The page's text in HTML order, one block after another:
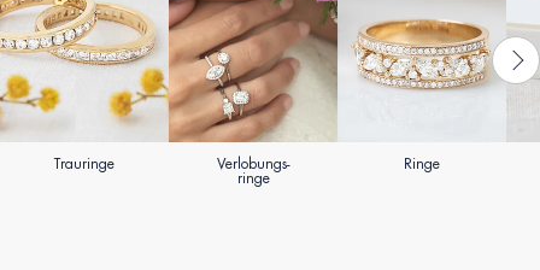
Trauringe Verlobungs-
ringe
Ringe